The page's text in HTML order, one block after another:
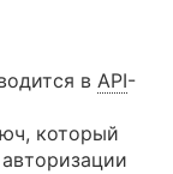
в API-
который